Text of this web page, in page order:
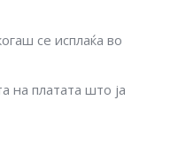
се исплаќа во
на платата што ја